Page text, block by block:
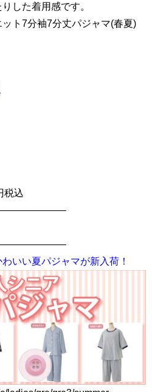
した着用感です。
ト7分袖7分丈パジャマ(春夏)
税込
いい夏パジャマが新入荷！